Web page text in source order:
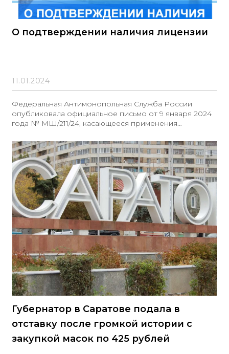
О подтверждении наличия лицензии
11.01.2024
Федеральная Антимонопольная Служба России
опубликовала официальное письмо от 9 января 2024
года № МШ/211/24, касающееся применения
подтверждения наличия лицензии участника закупки
на осуществление определенных видов деятельности
в соответствии с Федеральным законом от 4 мая 2011
года № 99-ФЗ «О лицензировании отдельных видов
деятельности». В соответствии с содержанием
письма, для подтверждения наличия лицензии
участник закупки должен предоставить в составе
заявки на участие в закупке
Губернатор в Саратове подала в
отставку после громкой истории с
закупкой масок по 425 рублей